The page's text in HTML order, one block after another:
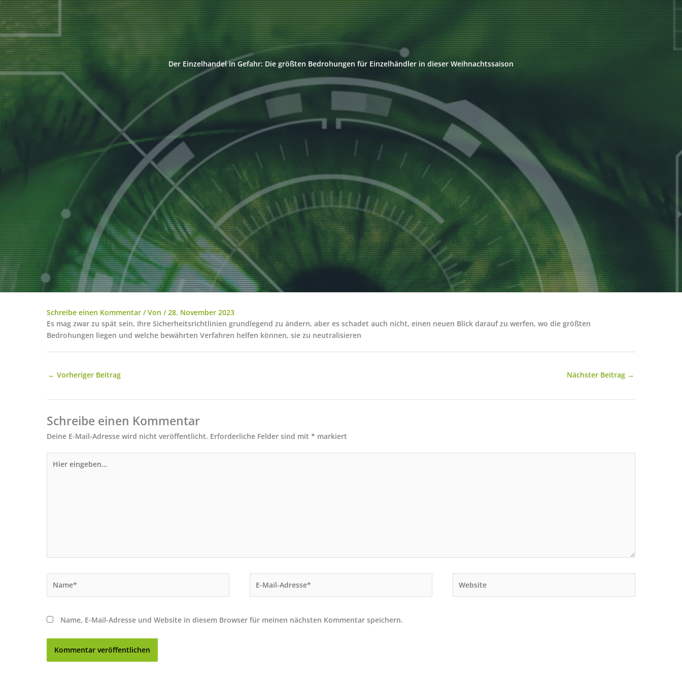
Der Einzelhandel in Gefahr: Die größten Bedrohungen für Einzelhändler in dieser Weihnachtssaison
Schreibe einen Kommentar / Von /28. November 2023
Es mag zwar zu spät sein, Ihre Sicherheitsrichtlinien grundlegend zu ändern, aber es schadet auch nicht, einen neuen Blick darauf zu werfen, wo die größten
Bedrohungen liegen und welche bewährten Verfahren helfen können, sie zu neutralisieren
← Vorheriger Beitrag Nächster Beitrag →
Schreibe einen Kommentar
Deine E-Mail-Adresse wird nicht veröffentlicht. Erforderliche Felder sind mit * markiert
eingeben…
Mail-
Name, E-Mail-Adresse und Website in diesem Browser für meinen nächsten Kommentar speichern.